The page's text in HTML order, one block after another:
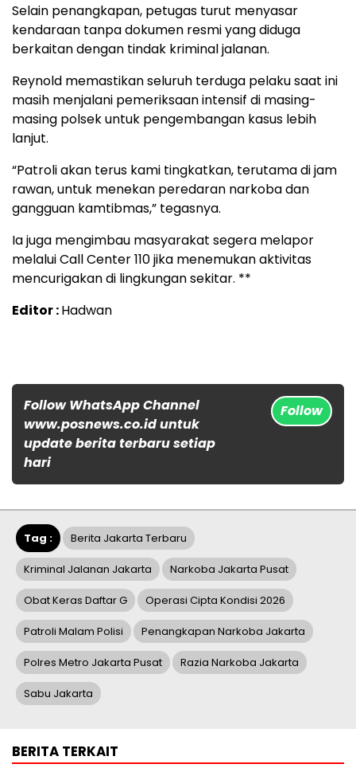
Selain penangkapan, petugas turut menyasar
kendaraan tanpa dokumen resmi yang diduga
berkaitan dengan tindak kriminal jalanan.
Reynold memastikan seluruh terduga pelaku saat ini
masih menjalani pemeriksaan intensif di masing-
masing polsek untuk pengembangan kasus lebih
lanjut.
“Patroli akan terus kami tingkatkan, terutama di jam
rawan, untuk menekan peredaran narkoba dan
gangguan kamtibmas,” tegasnya.
Ia juga mengimbau masyarakat segera melapor
melalui Call Center 110 jika menemukan aktivitas
mencurigakan di lingkungan sekitar. **
Editor :Hadwan
Follow WhatsApp Channel
www.posnews.co.id untuk
update berita terbaru setiap
hari
Follow
Tag : Berita Jakarta Terbaru
Kriminal Jalanan Jakarta Narkoba Jakarta Pusat
Obat Keras Daftar G Operasi Cipta Kondisi 2026
Patroli Malam Polisi Penangkapan Narkoba Jakarta
Polres Metro Jakarta Pusat Razia Narkoba Jakarta
Sabu Jakarta
BERITA TERKAIT